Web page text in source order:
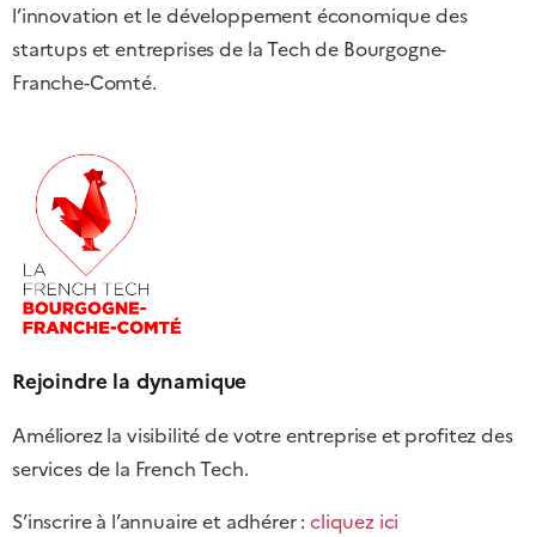
l’innovation et le développement économique des
startups et entreprises de la Tech de Bourgogne-
Franche-Comté.
Rejoindre la dynamique
Améliorez la visibilité de votre entreprise et profitez des
services de la French Tech.
S’inscrire à l’annuaire et adhérer :cliquez ici